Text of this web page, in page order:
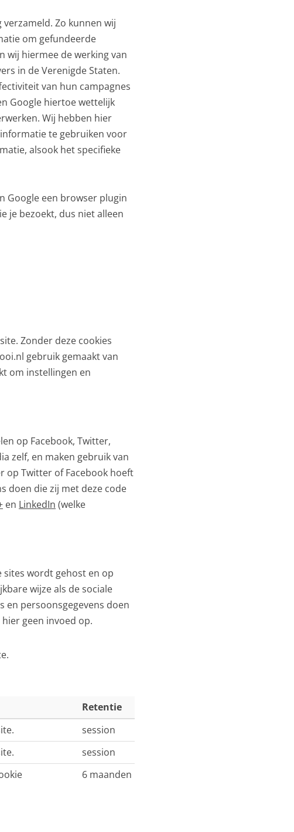
Zo kunnen wij
om gefundeerde
wij hiermee de werking van
in de Verenigde Staten.
van hun campagnes
Google hiertoe wettelijk
Wij hebben hier
te gebruiken voor
alsook het specifieke
Google een browser plugin
je bezoekt, dus niet alleen
Zonder deze cookies
gebruik gemaakt van
om instellingen en
op Facebook, Twitter,
zelf, en maken gebruik van
op Twitter of Facebook hoeft
doen die zij met deze code
en LinkedIn (welke
sites wordt gehost en op
wijze als de sociale
en persoonsgegevens doen
geen invoed op.
Retentie
session
session
6 maanden